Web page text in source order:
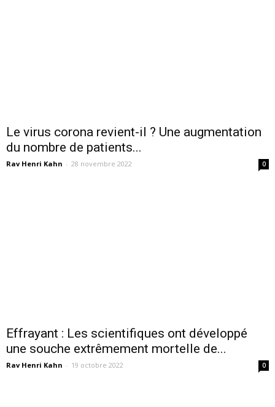
Le virus corona revient-il ? Une augmentation
du nombre de patients...
Rav Henri Kahn - 28 novembre 2022 0
Effrayant : Les scientifiques ont développé
une souche extrêmement mortelle de...
Rav Henri Kahn - 19 octobre 2022 0